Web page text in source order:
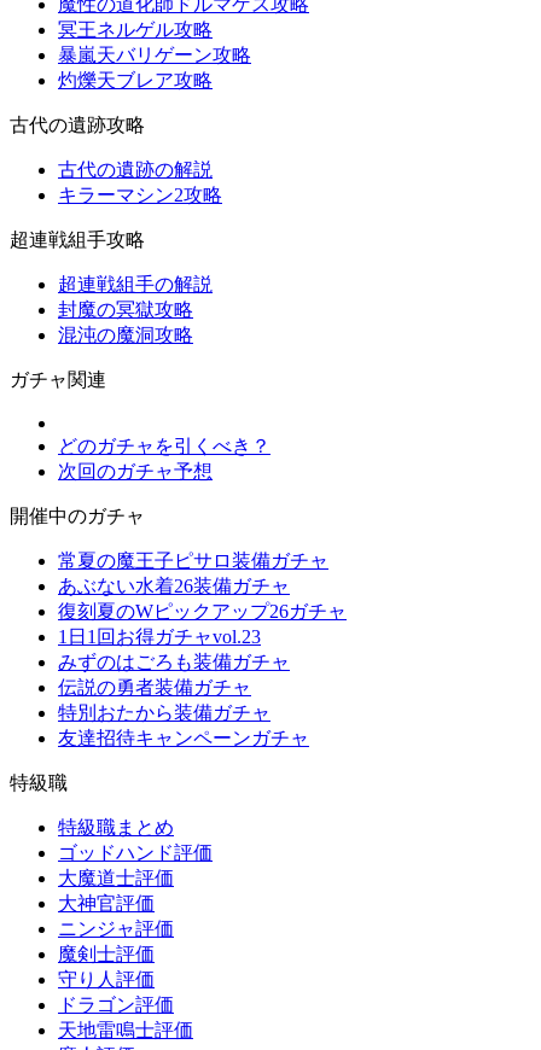
魔性の道化師ドルマゲス攻略
冥王ネルゲル攻略
暴嵐天バリゲーン攻略
灼爍天ブレア攻略
古代の遺跡攻略
古代の遺跡の解説
キラーマシン2攻略
超連戦組手攻略
超連戦組手の解説
封魔の冥獄攻略
混沌の魔洞攻略
ガチャ関連
どのガチャを引くべき？
次回のガチャ予想
開催中のガチャ
常夏の魔王子ピサロ装備ガチャ
あぶない水着26装備ガチャ
復刻夏のWピックアップ26ガチャ
1日1回お得ガチャvol.23
みずのはごろも装備ガチャ
伝説の勇者装備ガチャ
特別おたから装備ガチャ
友達招待キャンペーンガチャ
特級職
特級職まとめ
ゴッドハンド評価
大魔道士評価
大神官評価
ニンジャ評価
魔剣士評価
守り人評価
ドラゴン評価
天地雷鳴士評価